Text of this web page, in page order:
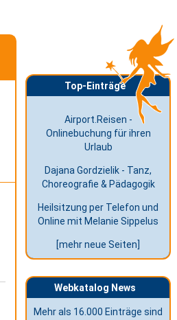
Top-Einträge
Airport.Reisen -
Onlinebuchung für ihren
Urlaub
Dajana Gordzielik - Tanz,
Choreografie & Pädagogik
Heilsitzung per Telefon und
Online mit Melanie Sippelus
[mehr neue Seiten]
Webkatalog News
Mehr als 16.000 Einträge sind